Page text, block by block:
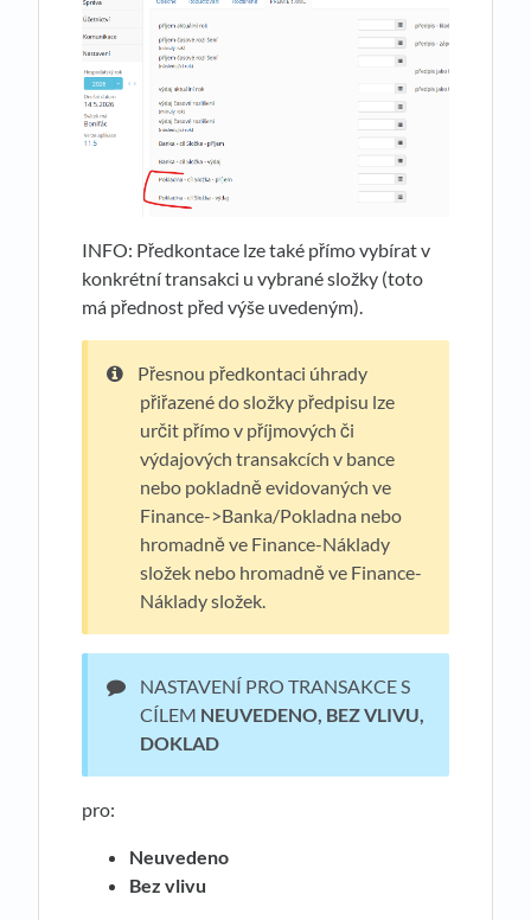
INFO: Předkontace lze také přímo vybírat v
konkrétní transakci u vybrané složky (toto
má přednost před výše uvedeným).
Přesnou předkontaci úhrady
přiřazené do složky předpisu lze
určit přímo v příjmových či
výdajových transakcích v bance
nebo pokladně evidovaných ve
Finance->Banka/Pokladna nebo
hromadně ve Finance-Náklady
složek nebo hromadně ve Finance-
Náklady složek.
NASTAVENÍ PRO TRANSAKCE S
CÍLEM NEUVEDENO, BEZ VLIVU,
DOKLAD
pro:
Neuvedeno
Bez vlivu